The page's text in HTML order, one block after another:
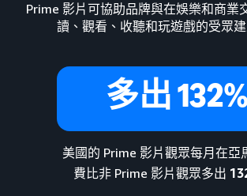
Prime 影片可協助品牌與在娛樂和商業
讀、觀看、收聽和玩遊戲的受眾建
多出 132%
美國的 Prime 影片觀眾每月在亞
費比非 Prime 影片觀眾多出